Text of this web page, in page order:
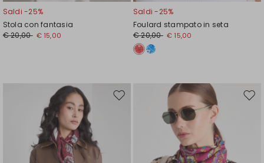
Saldi -25%
Stola con fantasia
€ 20,00 € 15,00
Saldi -25%
Foulard stampato in seta
€ 20,00 € 15,00
Sposta